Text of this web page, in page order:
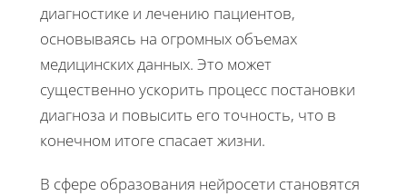
диагностике и лечению пациентов,
основываясь на огромных объемах
медицинских данных. Это может
существенно ускорить процесс постановки
диагноза и повысить его точность, что в
конечном итоге спасает жизни.
В сфере образования нейросети становятся